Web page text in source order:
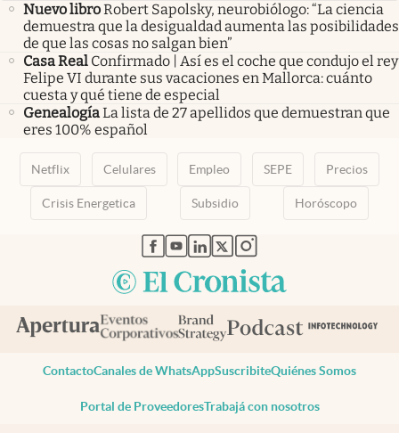
Nuevo libroRobert Sapolsky, neurobiólogo: “La ciencia
demuestra que la desigualdad aumenta las posibilidades
de que las cosas no salgan bien”
Casa Real Confirmado | Así es el coche que condujo el rey
Felipe VI durante sus vacaciones en Mallorca: cuánto
cuesta y qué tiene de especial
GenealogíaLa lista de 27 apellidos que demuestran que
eres 100% español
Netflix Celulares Empleo SEPE Precios
Crisis Energetica Subsidio Horóscopo
abre en nueva pestaña
abre en nueva pestaña
abre en nueva pestaña
abre en nueva pestaña
abre en nueva pestaña
ContactoCanales de WhatsAppSuscribiteQuiénes Somos
Portal de ProveedoresTrabajá con nosotros